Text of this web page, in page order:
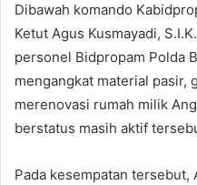
Dibawah komando
Ketut Agus Kusmayadi,
personel Bidpropam Polda
mengangkat material pasir,
merenovasi rumah milik
berstatus masih aktif
Pada kesempatan tersebut,